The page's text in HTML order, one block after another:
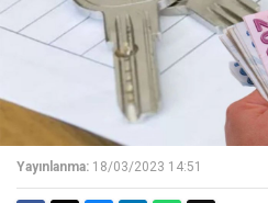
Yayınlanma: 18/03/2023 14:51